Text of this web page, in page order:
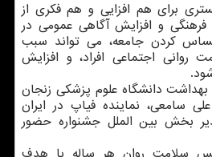
برای هم افزایی و هم فکری از
فرهنگی و افزایش آگاهی عمومی در
کردن جامعه، می تواند سبب
روانی اجتماعی افراد، و افزایش
دانشگاه علوم پزشکی زنجان
سامعی، نماینده فیاپ در ایران
بخش بین الملل جشنواره حضور